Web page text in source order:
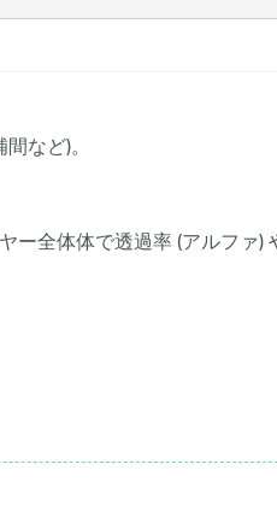
など)。
全体体で透過率 (アルファ)